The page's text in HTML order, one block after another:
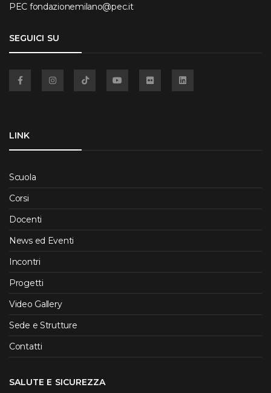
PEC fondazionemilano@pec.it
SEGUICI SU
LINK
Scuola
Corsi
Docenti
News ed Eventi
Incontri
Progetti
Video Gallery
Sede e Strutture
Contatti
SALUTE E SICUREZZA